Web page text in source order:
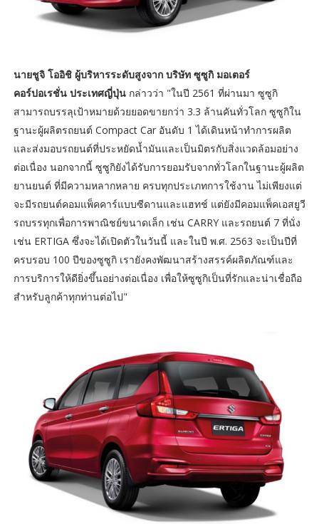
นายชูจิ โออิชิ ผู้บริหารระดับสูงจาก บริษัท ซูซูกิ มอเตอร์
คอร์ปอเรชั่น ประเทศญี่ปุ่น กล่าวว่า "ในปี 2561 ที่ผ่านมา ซูซูกิ
สามารถบรรลุเป้าหมายด้วยยอดขายกว่า 3.3 ล้านคันทั่วโลก ซูซูกิใน
ฐานะผู้ผลิตรถยนต์ Compact Car อันดับ 1 ได้เดินหน้าทำการผลิต
และส่งมอบรถยนต์ที่ประหยัดน้ำมันและเป็นมิตรกับสิ่งแวดล้อมอย่าง
ต่อเนื่อง นอกจากนี้ ซูซูกิยังได้รับการยอมรับจากทั่วโลกในฐานะผู้ผลิต
ยานยนต์ ที่มีความหลากหลาย ครบทุกประเภทการใช้งาน ไม่เพียงแต่
จะมีรถยนต์คอมแพ็คคาร์แบบซีดานและแฮทช์ แต่ยังมีคอมแพ็คเอสยูวี
รถบรรทุกเพื่อการพาณิชย์ขนาดเล็ก เช่น CARRY และรถยนต์ 7 ที่นั่ง
เช่น ERTIGA ซึ่งจะได้เปิดตัวในวันนี้ และในปี พ.ศ. 2563 จะเป็นปีที่
ครบรอบ 100 ปีของซูซูกิ เรายังคงพัฒนาสร้างสรรค์ผลิตภัณฑ์และ
การบริการให้ดียิ่งขึ้นอย่างต่อเนื่อง เพื่อให้ซูซูกิเป็นที่รักและน่าเชื่อถือ
สำหรับลูกค้าทุกท่านต่อไป"